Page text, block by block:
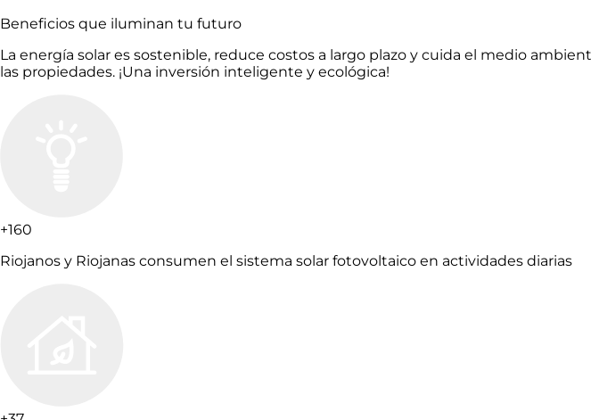
Beneficios que iluminan tu futuro
La energía solar es sostenible, reduce costos a largo plazo y cuida el medio
las propiedades. ¡Una inversión inteligente y ecológica!
+160
Riojanos y Riojanas consumen el sistema solar fotovoltaico en actividades diarias